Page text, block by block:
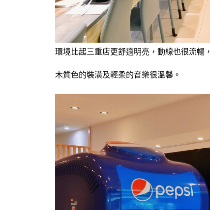
環境比起三重店更舒適明亮，動線也很流暢，
木質色的裝潢及輕柔的音樂很溫馨。